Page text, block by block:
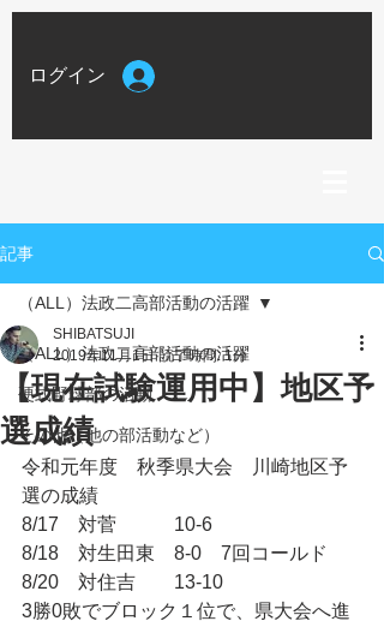
ログイン
記事
（ALL）法政二高部活動の活躍
硬式野球部の活動
その他（他の部活動など）
（ALL）法政二高部活動の活躍
【現在試験運用中】地区予
選成績
SHIBATSUJI
2019年11月1日 読了時間: 1分
令和元年度　秋季県大会　川崎地区予
選の成績
8/17　対菅　　　10-6
8/18　対生田東　8-0　7回コールド
8/20　対住吉　　13-10
3勝0敗でブロック１位で、県大会へ進